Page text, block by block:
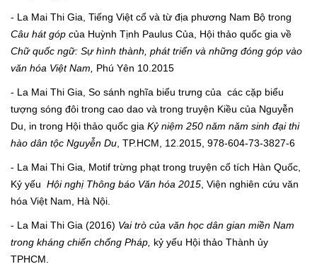
- La Mai Thi Gia, Tiếng Việt cổ và từ địa phương Nam Bộ trong
Câu hát góp của Huỳnh Tịnh Paulus Của, Hội thảo quốc gia về
Chữ quốc ngữ: Sự hình thành, phát triển và những đóng góp vào
văn hóa Việt Nam, Phú Yên 10.2015
- La Mai Thi Gia, So sánh nghĩa biểu trưng của các cặp biểu
tượng sóng đôi trong cao dao và trong truyện Kiều của Nguyễn
Du, in trong Hội thảo quốc gia Kỷ niệm 250 năm năm sinh đại thi
hào dân tộc Nguyễn Du, TP.HCM, 12.2015, 978-604-73-3827-6
- La Mai Thi Gia, Motif trừng phạt trong truyện cổ tích Hàn Quốc,
Kỷ yếu Hội nghị Thông báo Văn hóa 2015, Viện nghiên cứu văn
hóa Việt Nam, Hà Nội.
- La Mai Thi Gia (2016) Vai trò của văn học dân gian miền Nam
trong kháng chiến chống Pháp, kỷ yếu Hội thảo Thành ủy
TPHCM.